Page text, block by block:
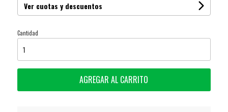
Ver cuotas y descuentos
Cantidad
AGREGAR AL CARRITO